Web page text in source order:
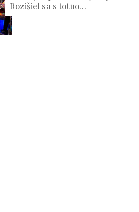
Rozišiel sa s totuo
známou kráskou